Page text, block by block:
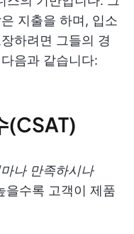
지출을 하며, 입소
하려면 그들의 경
음과 같습니다:
(CSAT)
나 만족하시나
을수록 고객이 제품